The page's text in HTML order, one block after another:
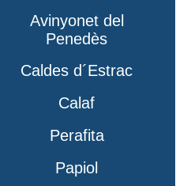
Avinyonet del
Penedès
Caldes d´Estrac
Calaf
Perafita
Papiol